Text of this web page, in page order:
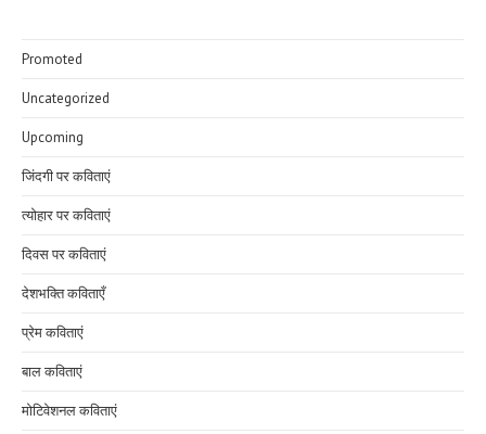
Promoted
Uncategorized
Upcoming
जिंदगी पर कविताएं
त्योहार पर कविताएं
दिवस पर कविताएं
देशभक्ति कविताएँ
प्रेम कविताएं
बाल कविताएं
मोटिवेशनल कविताएं